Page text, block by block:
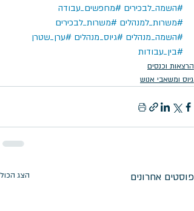
#השמה_לבכירים #מחפשים_עבודה
#משרות_למנהלים #משרות_לבכירים
#השמה_מנהלים #גיוס_מנהלים #ערן_שטרן
#בין_עבודות
הרצאות וכנסים
גיוס ומשאבי אנוש
פוסטים אחרונים הצג הכול